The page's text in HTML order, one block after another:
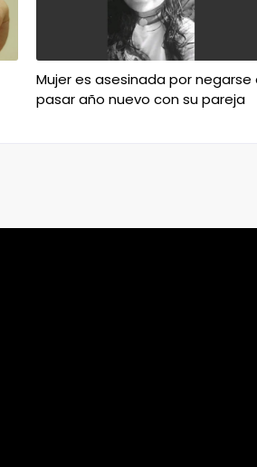
Mujer es asesinada por negarse
pasar año nuevo con su pareja